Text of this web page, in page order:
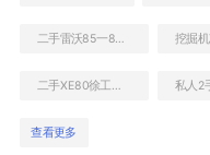
查看更多